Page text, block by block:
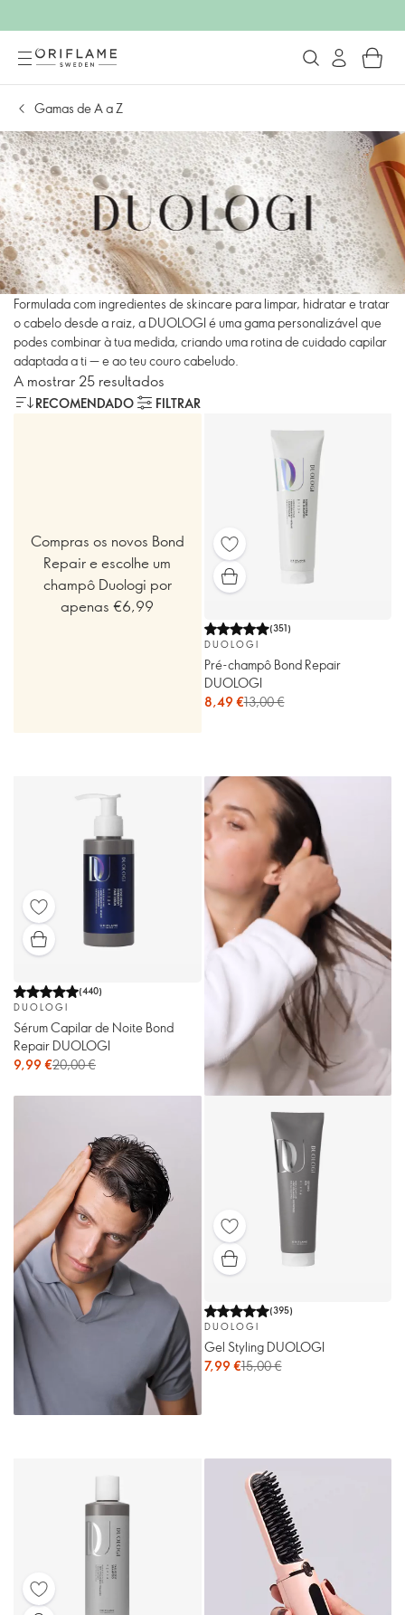
Gamas de A a Z
Formulada com ingredientes de skincare para limpar, hidratar e tratar
o cabelo desde a raiz, a DUOLOGI é uma gama personalizável que
podes combinar à tua medida, criando uma rotina de cuidado capilar
adaptada a ti — e ao teu couro cabeludo.
A mostrar 25 resultados
RECOMENDADO FILTRAR
Compras os novos Bond
Repair e escolhe um
champô Duologi por
apenas €6,99
(351)
DUOLOGI
Pré-champô Bond Repair
DUOLOGI
8,49 €13,00 €
(440)
DUOLOGI
Sérum Capilar de Noite Bond
Repair DUOLOGI
9,99 €20,00 €
(395)
DUOLOGI
Gel Styling DUOLOGI
7,99 €15,00 €